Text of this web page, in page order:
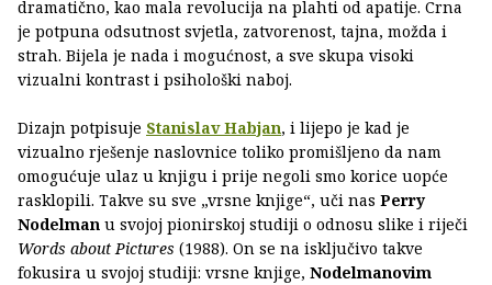
dramatično, kao mala revolucija na plahti od apatije. Crna
je potpuna odsutnost svjetla, zatvorenost, tajna, možda i
strah. Bijela je nada i mogućnost, a sve skupa visoki
vizualni kontrast i psihološki naboj.
Dizajn potpisuje Stanislav Habjan, i lijepo je kad je
vizualno rješenje naslovnice toliko promišljeno da nam
omogućuje ulaz u knjigu i prije negoli smo korice uopće
rasklopili. Takve su sve „vrsne knjige“, uči nas Perry
Nodelman u svojoj pionirskoj studiji o odnosu slike i riječi
Words about Pictures (1988). On se na isključivo takve
fokusira u svojoj studiji: vrsne knjige, Nodelmanovim